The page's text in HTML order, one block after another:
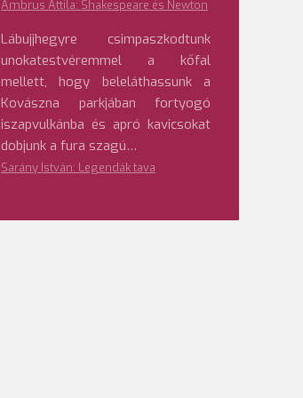
Ambrus Attila: Shakespeare és Newton
Lábujjhegyre csimpaszkodtunk
unokatestvéremmel a kőfal
mellett, hogy beleláthassunk a
Kovászna parkjában fortyogó
iszapvulkánba és apró kavicsokat
dobjunk a fura szagú…
Sarány István: Legendák tava